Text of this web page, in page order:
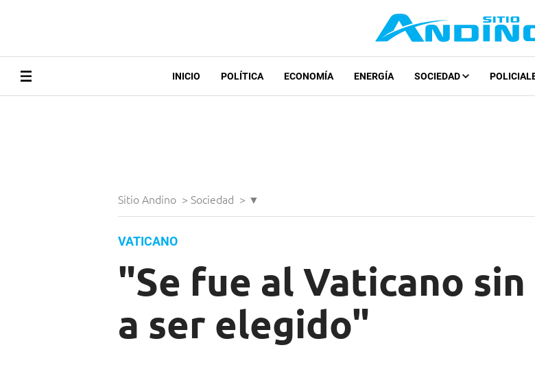
INICIO POLÍTICA ECONOMÍA ENERGÍA SOCIEDAD
Sitio Andino > Sociedad > ▼
VATICANO
"Se fue al Vaticano
a ser elegido"